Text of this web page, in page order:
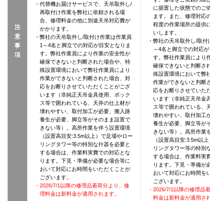
注
意
事
項
・代替機お届けサービスで、天吊取外し/
再取付け作業を弊社に依頼される場
合、修理料金の他に別途天吊対応費が
かかります。
・弊社の天吊取外し/取付け作業は作業員
1～4名と脚立での対応が目安となりま
す。弊社作業員により作業の安全性が
確保できないと判断された場合や、特
殊設置環境において弊社作業員により
作業ができないと判断された場合、対
応をお断りさせていただくことがござ
います（非純正天吊金具使用、ボック
ス等で囲われている、天井の仕上材が
壊れやすい、取付加工が必要、搬入路
養生が必要、脚立等がそのまま設置で
きない等）。高所作業を伴う設置環境
（設置高目安:3.5m以上）で足場やロー
リングタワー等の特別な什器を必要と
する場合は、作業料実費での対応とな
ります。下見・準備が必要な場合等に
おいて対応にお時間をいただくことが
ございます。
・2026/7/1以降の修理品着荷分より、修
理料金は新料金が適用されます。
に据置した状態でのご依
ます。また、修理対応の
程度の作業場所の提供に
いします。
・弊社の天吊取外し/取付け
～4名と脚立での対応が目
す。弊社作業員により作
確保できないと判断され
殊設置環境において弊社
作業ができないと判断さ
応をお断りさせていただ
います（非純正天吊金具
ス等で囲われている、天
壊れやすい、取付加工が
養生が必要、脚立等がそ
きない等）。高所作業を
（設置高目安:3.5m以上）
リングタワー等の特別な
する場合は、作業料実費
ります。下見・準備が必
おいて対応にお時間をい
ございます。
・2026/7/1以降の修理品着
料金は新料金が適用され